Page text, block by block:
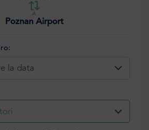
A
Poznan Airport
la data